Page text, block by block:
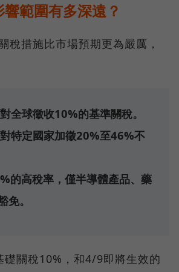
範圍有多深遠？
稅措施比市場預期更為嚴厲，
全球徵收10%的基準關稅。
特定國家加徵20%至46%不
的高稅率，僅半導體產品、藥
免。
關稅10%，和4/9即將生效的